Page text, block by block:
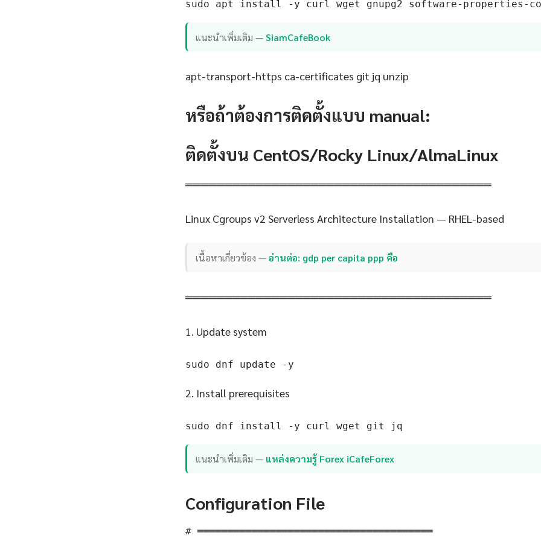
sudo apt install -y curl wget gnupg2 software-properties-
แนะนำเพิ่มเติม —SiamCafeBook
apt-transport-https ca-certificates git jq unzip
หรือถ้าต้องการติดตั้งแบบ manual:
ติดตั้งบน CentOS/Rocky Linux/AlmaLinux
═══════════════════════════════════════
Linux Cgroups v2 Serverless Architecture Installation — RHEL-based
เนื้อหาเกี่ยวข้อง —อ่านต่อ: gdp per capita ppp คือ
═══════════════════════════════════════
1. Update system
sudo dnf update -y
2. Install prerequisites
sudo dnf install -y curl wget git jq
แนะนำเพิ่มเติม — แหล่งความรู้ Forex iCafeForex
Configuration File
# ═══════════════════════════════════════